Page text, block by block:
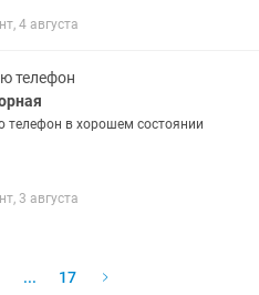
4 августа
телефон
телефон в хорошем состоянии
3 августа
... 17